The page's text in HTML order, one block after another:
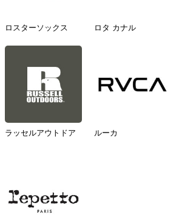
ロスターソックス ロタ カナル
ラッセルアウトドア ルーカ